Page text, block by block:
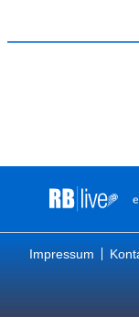
Impressum